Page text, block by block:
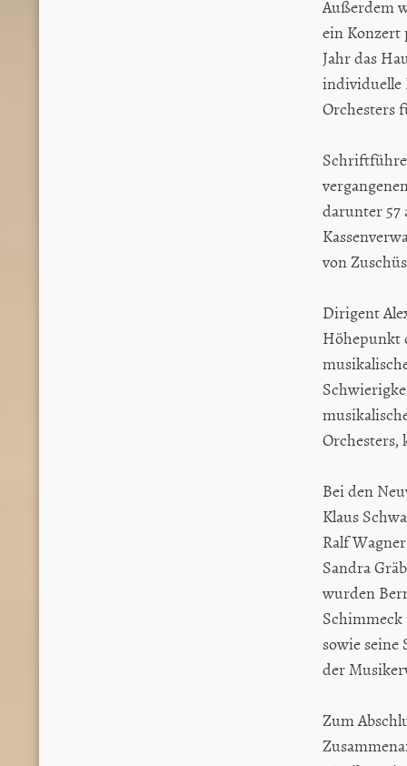
Außerdem
ein Konzert
Jahr das
individuelle
Orchesters
darunter
von
Dirigent
Höhepunkt
Orchesters,
Bei den
Klaus
Ralf
Sandra
wurden
sowie
der
Zum